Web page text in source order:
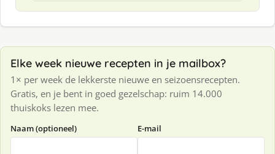
Elke week nieuwe recepten in je mailbox?
1× per week de lekkerste nieuwe en seizoensrecepten.
Gratis, en je bent in goed gezelschap: ruim 14.000
thuiskoks lezen mee.
Naam (optioneel) E-mail